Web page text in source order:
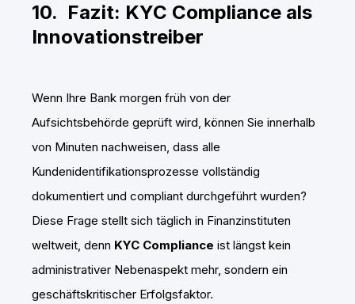
10. Fazit: KYC Compliance als
Innovationstreiber
Wenn Ihre Bank morgen früh von der
Aufsichtsbehörde geprüft wird, können Sie innerhalb
von Minuten nachweisen, dass alle
Kundenidentifikationsprozesse vollständig
dokumentiert und compliant durchgeführt wurden?
Diese Frage stellt sich täglich in Finanzinstituten
weltweit, denn KYC Compliance ist längst kein
administrativer Nebenaspekt mehr, sondern ein
geschäftskritischer Erfolgsfaktor.